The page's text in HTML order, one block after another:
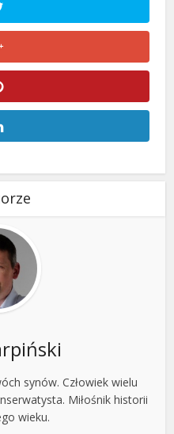
synów. Człowiek wielu
Miłośnik historii
wieku.